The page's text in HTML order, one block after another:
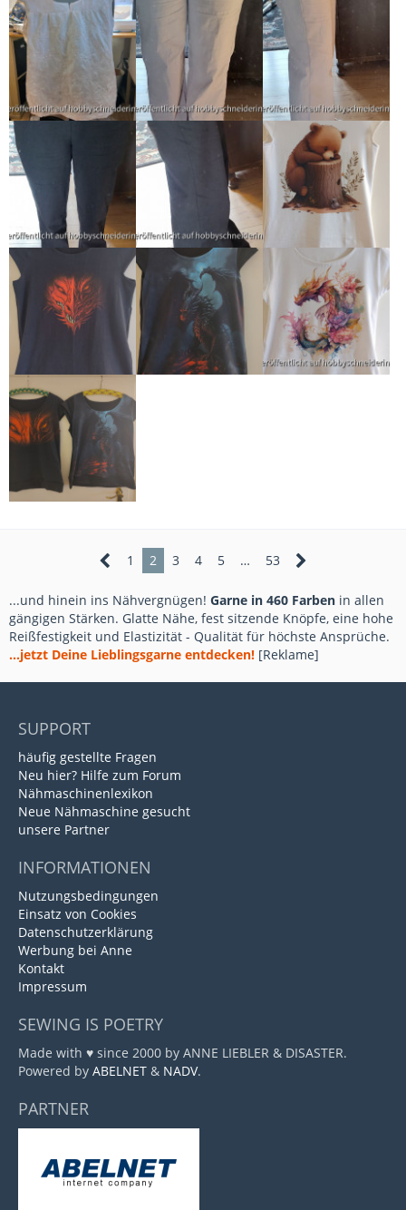
1 2 3 4 5 … 53
...und hinein ins Nähvergnügen! Garne in 460 Farben in allen
gängigen Stärken. Glatte Nähe, fest sitzende Knöpfe, eine hohe
Reißfestigkeit und Elastizität - Qualität für höchste Ansprüche.
...jetzt Deine Lieblingsgarne entdecken! [Reklame]
SUPPORT
häufig gestellte Fragen
Neu hier? Hilfe zum Forum
Nähmaschinenlexikon
Neue Nähmaschine gesucht
unsere Partner
INFORMATIONEN
Nutzungsbedingungen
Einsatz von Cookies
Datenschutzerklärung
Werbung bei Anne
Kontakt
Impressum
SEWING IS POETRY
Made with ♥ since 2000 by ANNE LIEBLER & DISASTER.
Powered by ABELNET & NADV.
PARTNER